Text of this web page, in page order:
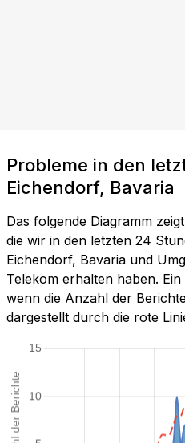
Probleme in den
Eichendorf, Bavaria
Das folgende Diagramm
die wir in den letzten 24
Eichendorf, Bavaria und
Telekom erhalten haben.
wenn die Anzahl der
dargestellt durch die rote